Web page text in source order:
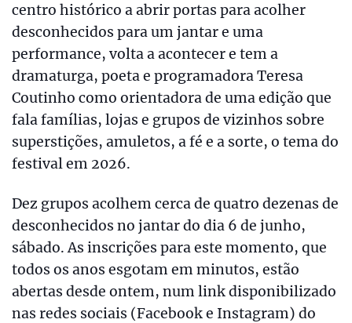
centro histórico a abrir portas para acolher
desconhecidos para um jantar e uma
performance, volta a acontecer e tem a
dramaturga, poeta e programadora Teresa
Coutinho como orientadora de uma edição que
fala famílias, lojas e grupos de vizinhos sobre
superstições, amuletos, a fé e a sorte, o tema do
festival em 2026.
Dez grupos acolhem cerca de quatro dezenas de
desconhecidos no jantar do dia 6 de junho,
sábado. As inscrições para este momento, que
todos os anos esgotam em minutos, estão
abertas desde ontem, num link disponibilizado
nas redes sociais (Facebook e Instagram) do